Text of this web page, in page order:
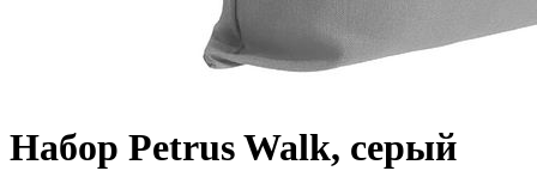
Набор Petrus Walk, серый